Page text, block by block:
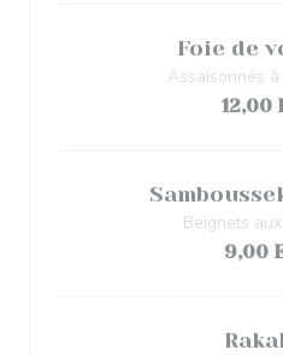
Foie de
Assaisonnés
12,00
Beignets
9,00